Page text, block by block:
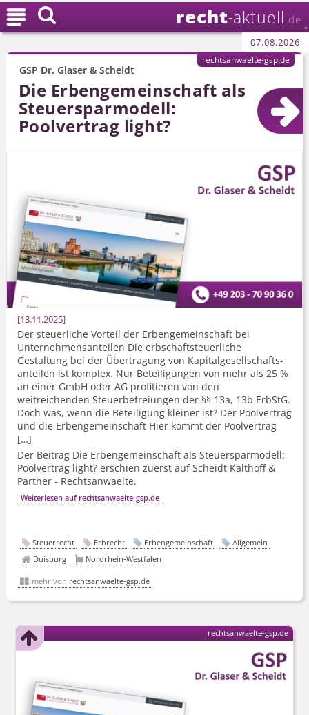
recht-aktuell .de
07.08.2026

GSP Dr. Glaser & Scheidt
Die Erbengemeinschaft als
Steuersparmodell:
Poolvertrag light?
13.11.2025
Der steuerliche Vorteil der Erbengemeinschaft bei
Unternehmens­anteilen Die erbschaft­steuerliche
Gestaltung bei der Übertragung von Kapitalge­sellschafts­
anteilen ist komplex. Nur Beteiligungen von mehr als 25 %
an einer GmbH oder AG profitieren von den
weitreichenden Steuerbefreiungen der §§ 13a, 13b ErbStG.
Doch was, wenn die Beteiligung kleiner ist? Der Poolvertrag
und die Erbengemeinschaft Hier kommt der Poolvertrag
[…]
Der Beitrag Die Erbengemeinschaft als Steuersparmodell:
Poolvertrag light? erschien zuerst auf Scheidt Kalthoff &
Partner - Rechtsanwaelte.
Weiterlesen auf rechtsanwaelte-gsp.de
rechtsanwaelte-gsp.de
Steuerrecht Erbrecht Erbengemeinschaft
Allgemein
Duisburg
Nordrhein-Westfalen
mehr von rechtsanwaelte-gsp.de
rechtsanwaelte-gsp.de